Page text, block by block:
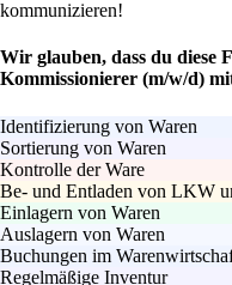
kommunizieren!
Wir glauben, dass du diese
Kommissionierer (m/w/d)
Identifizierung von Waren
Sortierung von Waren
Kontrolle der Ware
Be- und Entladen von LKW
Einlagern von Waren
Auslagern von Waren
Buchungen im
Regelmäßige Inventur